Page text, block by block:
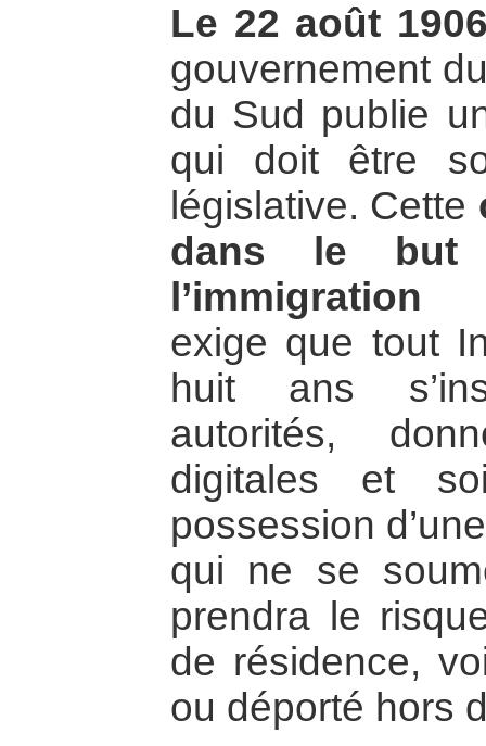
Le 22 août
gouvernement
du Sud publie
qui doit être
législative. Cette
dans le but
exige que tout
huit ans
autorités,
digitales et
possession
qui ne se
prendra le
de résidence,
ou déporté hors